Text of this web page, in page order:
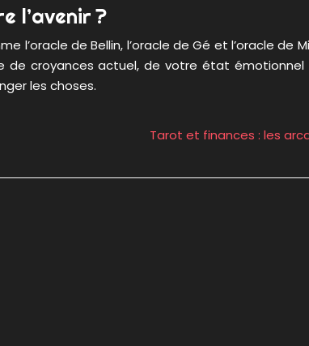
l’avenir ?
de Bellin, l’oracle de Gé et l’oracle de
de croyances actuel, de votre état
les choses.
Tarot et finances : les